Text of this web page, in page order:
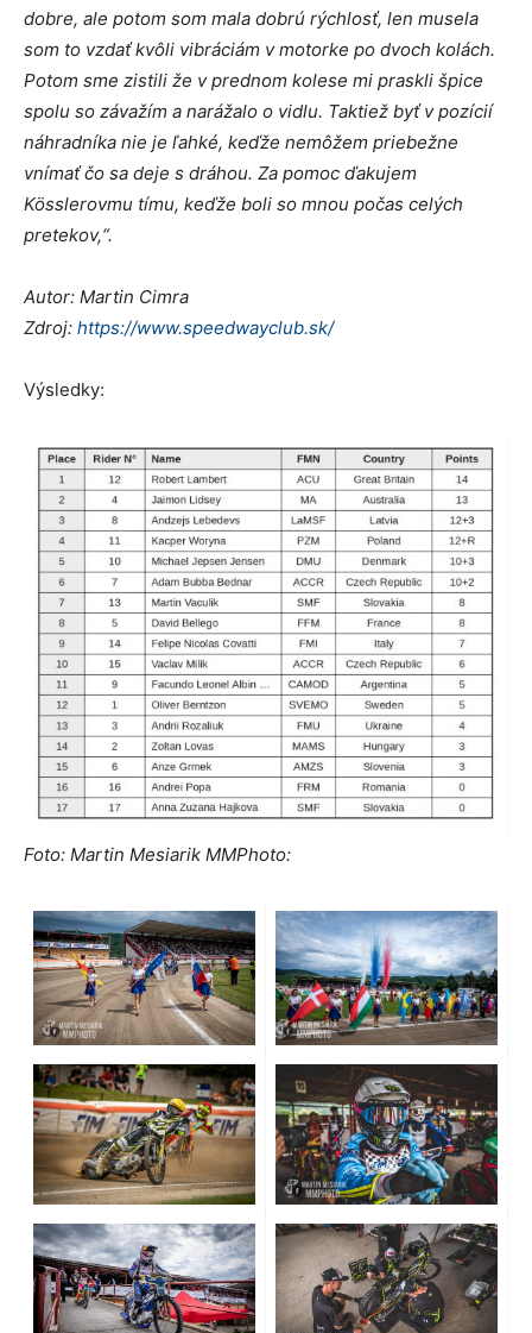
dobre, ale potom som mala dobrú rýchlosť, len musela
som to vzdať kvôli vibráciám v motorke po dvoch kolách.
Potom sme zistili že v prednom kolese mi praskli špice
spolu so závažím a narážalo o vidlu. Taktiež byť v pozícií
náhradníka nie je ľahké, keďže nemôžem priebežne
vnímať čo sa deje s dráhou. Za pomoc ďakujem
Kösslerovmu tímu, keďže boli so mnou počas celých
pretekov,“.
Autor: Martin Cimra
Zdroj: https://www.speedwayclub.sk/
Výsledky:
Foto: Martin Mesiarik MMPhoto: